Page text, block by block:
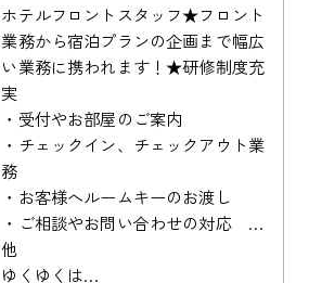
ホテルフロントスタッフ★フロント
業務から宿泊プランの企画まで幅広
い業務に携われます！★研修制度充
実
・受付やお部屋のご案内
・チェックイン、チェックアウト業
務
・お客様へルームキーのお渡し
・ご相談やお問い合わせの対応 …
他
ゆくゆくは…